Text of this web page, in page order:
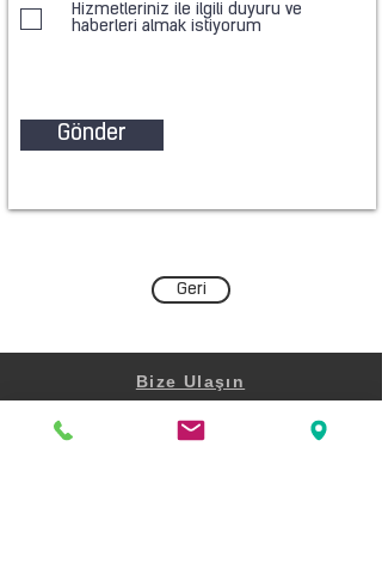
Hizmetleriniz ile ilgili duyuru ve
haberleri almak istiyorum
Gönder
Geri
Bize Ulaşın
Şair Eşref Bulvarı
Beşe İş Merkezi No:34 K:8 D:15